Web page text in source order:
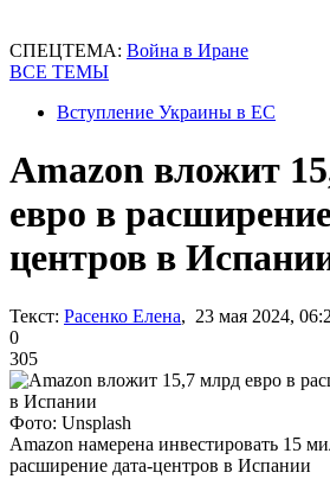
СПЕЦТЕМА: Война в Иране
ВСЕ ТЕМЫ
Вступление Украины в ЕС
Amazon вложит
евро в
центров в
Текст: Расенко Елена, 23 мая 2024,
0
305
Фото: Unsplash
Amazon намерена инвестировать 15
расширение дата-центров в Испании